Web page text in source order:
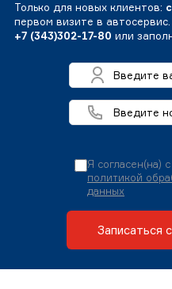
Только для новых клиентов:
первом визите в
+7 (343)302-17-80 или
Я согласен(на) с
политикой
данных
Записаться